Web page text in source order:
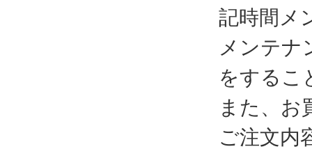
記時間メ
メンテナ
をするこ
また、お
ご注文内